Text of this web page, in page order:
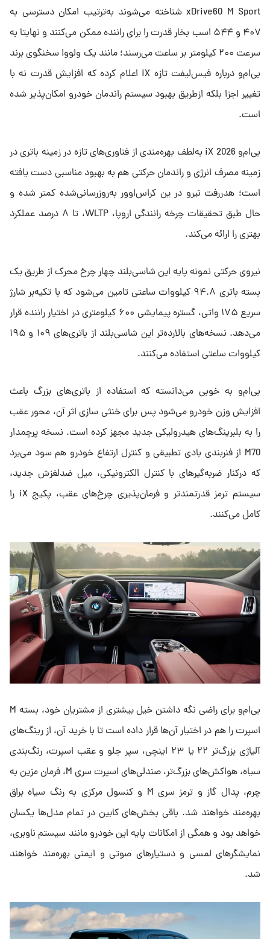
xDrive60 M Sport شناخته می‎‌شوند به‌ترتیب امکان دسترسی به
۴۰۷ و ۵۴۴ اسب بخار قدرت را برای راننده ممکن می‌کنند و نهایتا به
سرعت ۲۰۰ کیلومتر بر ساعت می‌رسند؛ مانند یک ولوو! سخنگوی برند
بی‌ام‌و درباره فیس‌لیفت تازه iX اعلام کرده که افزایش قدرت نه با
تغییر اجزا بلکه ازطریق بهبود سیستم راندمان خودرو امکان‌پذیر شده
است.
بی‌ام‌و iX 2026 به‌لطف بهره‌مندی از فناوری‌های تازه در زمینه باتری در
زمینه مصرف انرژی و راندمان حرکتی هم به بهبود مناسبی دست یافته
است؛ هدررفت نیرو در ین کراس‌اوور به‌روزرسانی‌شده کمتر شده و
حال طبق تحقیقات چرخه رانندگی اروپا، WLTP، تا ۸ درصد عملکرد
بهتری را ارائه می‌کند.
نیروی حرکتی نمونه پایه این شاسی‌بلند چهار چرخ محرک از طریق یک
بسته باتری ۹۴.۸ کیلووات ساعتی تامین می‌شود که با تکیه‌بر شارژ
سریع ۱۷۵ واتی، گستره پیمایشی ۶۰۰ کیلومتری در اختیار راننده قرار
می‌دهد. نسخه‌های بالارده‌تر این شاسی‌بلند از باتری‌های ۱۰۹ و ۱۹۵
کیلووات ساعتی استفاده می‌کنند.
بی‌ام‌و به خوبی می‌دانسته که استفاده از باتری‌های بزرگ باعث
افزایش وزن خودرو می‌شود پس برای خنثی ‌سازی اثر آن، محور عقب
را به بلبرینگ‌های هیدرولیکی جدید مجهز کرده است. نسخه پرچمدار
M70 از فنربندی بادی تطبیقی و کنترل ارتفاع خودرو هم سود می‌برد
که درکنار ضربه‌گیرهای با کنترل الکترونیکی، میل ضدلغزش جدید،
سیستم ترمز قدرتمندتر و فرمان‌پذیری چرخ‌های عقب، پکیج iX را
کامل می‌کنند.
بی‌ام‌و برای راضی نگه داشتن خیل بیشتری از مشتریان خود، بسته M
اسپرت را هم در اختیار آن‎‌ها قرار داده است تا با خرید آن، از رینگ‌های
آلیاژی بزرگ‌تر ۲۲ یا ۲۳ اینچی، سپر جلو و عقب اسپرت، رنگ‌بندی
سیاه، هواکش‌های بزرگ‌تر، صندلی‌های اسپرت سری M، فرمان مزین به
چرم، پدال گاز و ترمز سری M و کنسول مرکزی به رنگ سیاه براق
بهره‌مند خواهند شد. باقی بخش‌های کابین در تمام مدل‌ها یکسان
خواهد بود و همگی از امکانات پایه این خودرو مانند سیستم ناوبری،
نمایشگرهای لمسی و دستیارهای صوتی و ایمنی بهره‌مند خواهند
شد.